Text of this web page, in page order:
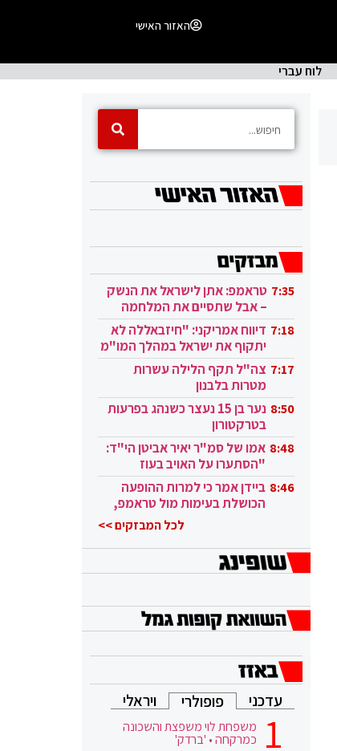
האזור האישי
לוח עברי
7:35 טראמפ: אתן לישראל את הנשק
– אבל שתסיים את המלחמה
בעזה 7:18 דיווח אמריקני: "חיזבאללה לא
יתקוף את ישראל במהלך המו"מ
בקטאר" 7:17 צה"ל תקף הלילה עשרות
מטרות בלבנון
8:50
נער בן 15 נעצר כשנהג בפרעות
בטרקטורון
8:48 אמו של סמ"ר יאיר אביטן הי"ד:
"הסתערו על האויב בעוז
ובגבורה" 8:46 ביידן אמר כי למרות ההופעה
הכושלת בעימות מול טראמפ,
לכל המבזקים >>
עדכני פופולרי ויראלי
משפחת לוי משפצת והשכונה
כמרקחה • 'ברדק'